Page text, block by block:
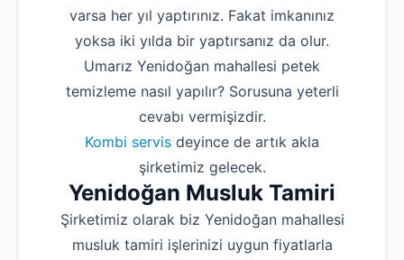
varsa her yıl yaptırınız. Fakat imkanınız
yoksa iki yılda bir yaptırsanız da olur.
Umarız Yenidoğan mahallesi petek
temizleme nasıl yapılır? Sorusuna yeterli
cevabı vermişizdir.
Kombi servis deyince de artık akla
şirketimiz gelecek.
Yenidoğan Musluk Tamiri
Şirketimiz olarak biz Yenidoğan mahallesi
musluk tamiri işlerinizi uygun fiyatlarla